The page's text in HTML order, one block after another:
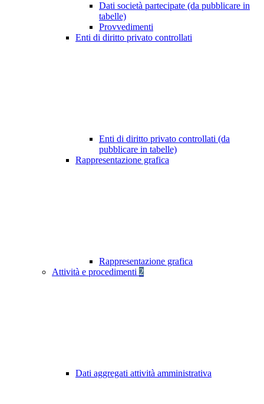
Dati società partecipate (da pubblicare in
tabelle)
Provvedimenti
Enti di diritto privato controllati
Enti di diritto privato controllati (da
pubblicare in tabelle)
Rappresentazione grafica
Rappresentazione grafica
Attività e procedimenti 2
Dati aggregati attività amministrativa